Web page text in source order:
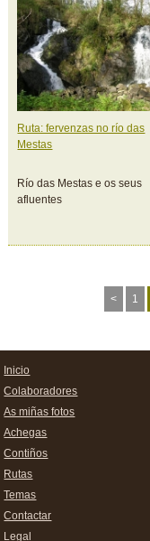
Ruta: fervenzas no río das
Mestas
Río das Mestas e os seus
afluentes
< 1
Inicio
Colaboradores
As miñas fotos
Achegas
Contiños
Rutas
Temas
Contactar
Legal